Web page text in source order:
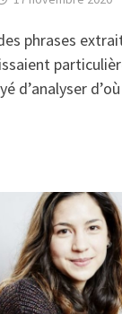
phrases
d’analyser